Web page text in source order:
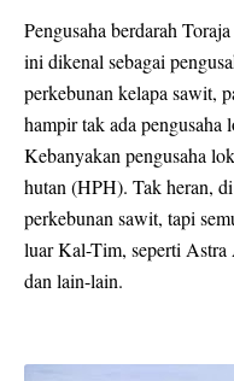
Pengusaha berdarah
ini dikenal sebagai
perkebunan kelapa sawit,
hampir tak ada pengusaha
Kebanyakan pengusaha
hutan (HPH). Tak heran,
perkebunan sawit, tapi
luar Kal-Tim, seperti
dan lain-lain.